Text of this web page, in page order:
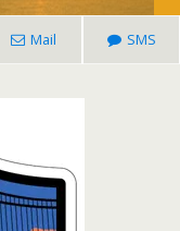
Mail SMS